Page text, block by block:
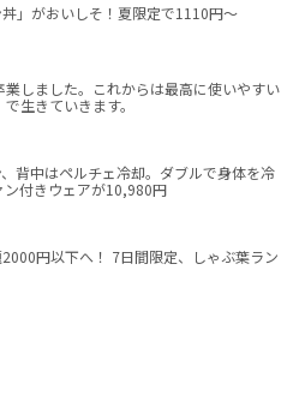
丼」がおいしそ！夏限定で1110円～
しました。これからは最高に使いやすい
生きていきます。
背中はペルチェ冷却。ダブルで身体を冷
ン付きウェアが10,980円
2000円以下へ！ 7日間限定、しゃぶ葉ラン